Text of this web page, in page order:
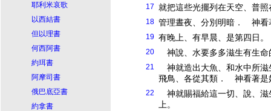
耶利米哀歌
以西結書
但以理書
何西阿書
約珥書
阿摩司書
俄巴底亞書
約拿書
17 就把這些光擺列在天空、普照
18 管理晝夜、分別明暗． 神看
19 有晚上、有早晨、是第四日。
20 神說、水要多多滋生有生命
21
神就造出大魚、和水中所滋
飛鳥、各從其類． 神看著是
22
神就賜福給這一切、說、滋
上。